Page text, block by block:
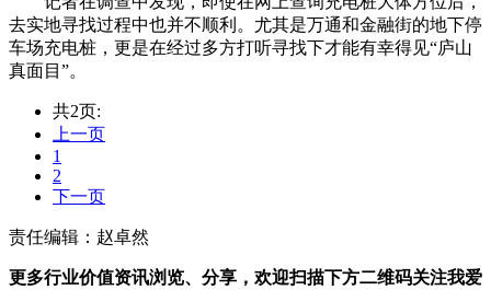
去实地寻找过程中也并不顺利。尤其是万通和金融街的地下停
车场充电桩，更是在经过多方打听寻找下才能有幸得见“庐山
真面目”。
共2页:
上一页
1
2
下一页
责任编辑：赵卓然
更多行业价值资讯浏览、分享，欢迎扫描下方二维码关注我爱